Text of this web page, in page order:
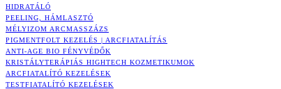
HIDRATÁLÓ
PEELING, HÁMLASZTÓ
MÉLYIZOM ARCMASSZÁZS
PIGMENTFOLT KEZELÉS | ARCFIATALÍTÁS
ANTI-AGE BIO FÉNYVÉDŐK
KRISTÁLYTERÁPIÁS HIGHTECH KOZMETIKUMOK
ARCFIATALÍTÓ KEZELÉSEK
TESTFIATALÍTÓ KEZELÉSEK